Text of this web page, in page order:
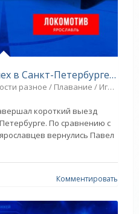
Уверенный успех в Санкт-Петербурге - «Ярославский спорт»
/ Плавание / Игровые виды спорта / ГОЛЬФ / Другие виды спорта / Видео новости / ТЕННИС / Спорт
короткий выезд
По сравнению с
вернулись Павел
Комментировать